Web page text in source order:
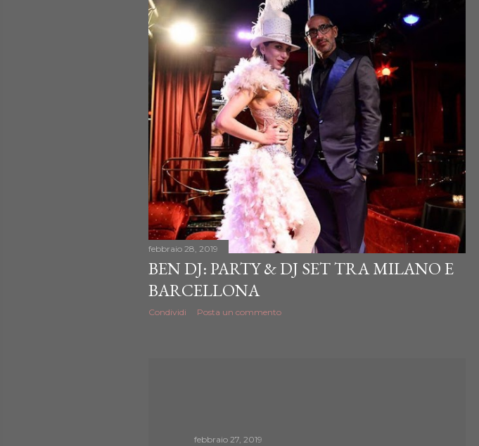
febbraio 28, 2019
BEN DJ: PARTY & DJ SET TRA MILANO E
BARCELLONA
Condividi Posta un commento
febbraio 27, 2019